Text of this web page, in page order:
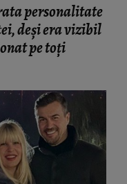
personalitate
deși era vizibil
pe toți